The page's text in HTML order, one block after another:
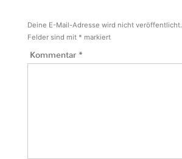
Deine E-Mail-Adresse wird nicht veröffentlicht.
Felder sind mit * markiert
Kommentar *